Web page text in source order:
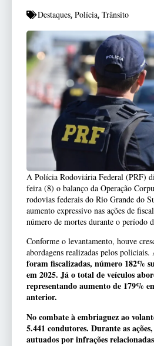
Destaques, Polícia, Trânsito
A Polícia Rodoviária Federal (PRF)
feira (8) o balanço da Operação
rodovias federais do Rio Grande do
aumento expressivo nas ações de
número de mortes durante o período
Conforme o levantamento, houve
abordagens realizadas pelos policiais.
foram fiscalizadas, número 182%
em 2025. Já o total de veículos
representando aumento de 179%
anterior.
No combate à embriaguez ao
5.441 condutores. Durante as
autuados por infrações